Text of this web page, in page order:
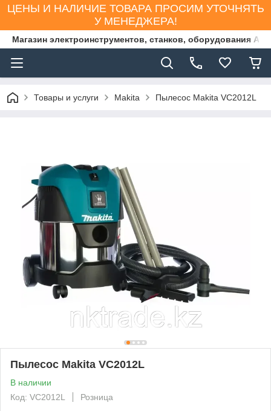
ЦЕНЫ И НАЛИЧИЕ ТОВАРА ПРОСИМ УТОЧНЯТЬ
У МЕНЕДЖЕРА!
Магазин электроинструментов, станков, оборудования
Товары и услуги Makita Пылесос Makita VC2012L
Пылесос Makita VC2012L
В наличии
Код: VC2012L
Розница